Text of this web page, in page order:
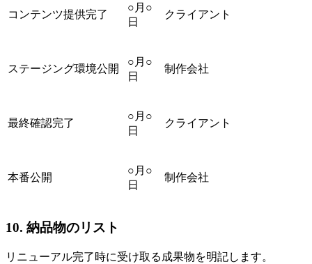
コンテンツ提供完了
○月○
日
クライアント
ステージング環境公開
○月○
日
制作会社
最終確認完了
○月○
日
クライアント
本番公開
○月○
日
制作会社
10. 納品物のリスト
リニューアル完了時に受け取る成果物を明記します。